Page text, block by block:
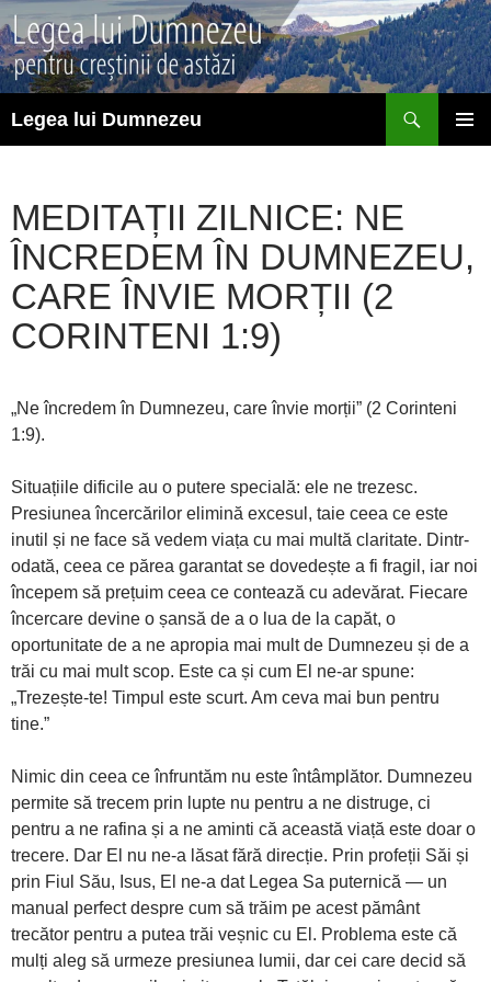
Sari
la
conținut
Legea lui Dumnezeu
MEDITAȚII ZILNICE: NE
ÎNCREDEM ÎN DUMNEZEU,
CARE ÎNVIE MORȚII (2
CORINTENI 1:9)
„Ne încredem în Dumnezeu, care învie morții” (2 Corinteni
1:9).
Situațiile dificile au o putere specială: ele ne trezesc.
Presiunea încercărilor elimină excesul, taie ceea ce este
inutil și ne face să vedem viața cu mai multă claritate. Dintr-
odată, ceea ce părea garantat se dovedește a fi fragil, iar noi
începem să prețuim ceea ce contează cu adevărat. Fiecare
încercare devine o șansă de a o lua de la capăt, o
oportunitate de a ne apropia mai mult de Dumnezeu și de a
trăi cu mai mult scop. Este ca și cum El ne-ar spune:
„Trezește-te! Timpul este scurt. Am ceva mai bun pentru
tine.”
Nimic din ceea ce înfruntăm nu este întâmplător. Dumnezeu
permite să trecem prin lupte nu pentru a ne distruge, ci
pentru a ne rafina și a ne aminti că această viață este doar o
trecere. Dar El nu ne-a lăsat fără direcție. Prin profeții Săi și
prin Fiul Său, Isus, El ne-a dat Legea Sa puternică — un
manual perfect despre cum să trăim pe acest pământ
trecător pentru a putea trăi veșnic cu El. Problema este că
mulți aleg să urmeze presiunea lumii, dar cei care decid să